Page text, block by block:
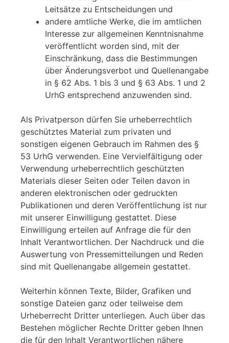
Leitsätze zu Entscheidungen und
andere amtliche Werke, die im amtlichen
Interesse zur allgemeinen Kenntnisnahme
veröffentlicht worden sind, mit der
Einschränkung, dass die Bestimmungen
über Änderungsverbot und Quellenangabe
in § 62 Abs. 1 bis 3 und § 63 Abs. 1 und 2
UrhG entsprechend anzuwenden sind.
Als Privatperson dürfen Sie urheberrechtlich
geschütztes Material zum privaten und
sonstigen eigenen Gebrauch im Rahmen des §
53 UrhG verwenden. Eine Vervielfältigung oder
Verwendung urheberrechtlich geschützten
Materials dieser Seiten oder Teilen davon in
anderen elektronischen oder gedruckten
Publikationen und deren Veröffentlichung ist nur
mit unserer Einwilligung gestattet. Diese
Einwilligung erteilen auf Anfrage die für den
Inhalt Verantwortlichen. Der Nachdruck und die
Auswertung von Pressemitteilungen und Reden
sind mit Quellenangabe allgemein gestattet.
Weiterhin können Texte, Bilder, Grafiken und
sonstige Dateien ganz oder teilweise dem
Urheberrecht Dritter unterliegen. Auch über das
Bestehen möglicher Rechte Dritter geben Ihnen
die für den Inhalt Verantwortlichen nähere